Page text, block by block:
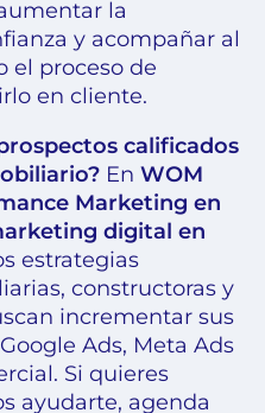
la
y acompañar al
el proceso de
en cliente.
calificados
En WOM
Marketing en
digital en
estrategias
constructoras y
incrementar sus
Ads, Meta Ads
Si quieres
ayudarte, agenda